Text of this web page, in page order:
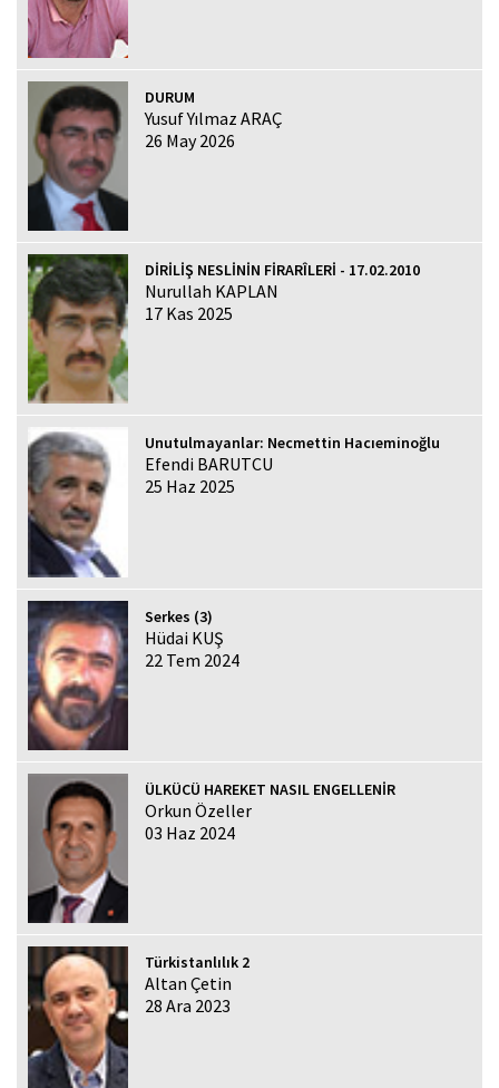
DURUM
Yusuf Yılmaz ARAÇ
26 May 2026
DİRİLİŞ NESLİNİN FİRARÎLERİ - 17.02.2010
Nurullah KAPLAN
17 Kas 2025
Unutulmayanlar: Necmettin Hacıeminoğlu
Efendi BARUTCU
25 Haz 2025
Serkes (3)
Hüdai KUŞ
22 Tem 2024
ÜLKÜCÜ HAREKET NASIL ENGELLENİR
Orkun Özeller
03 Haz 2024
Türkistanlılık 2
Altan Çetin
28 Ara 2023